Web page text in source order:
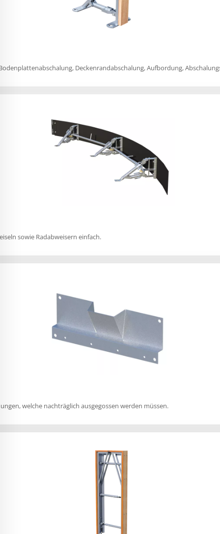
Deckenrandabschalung, Aufbordung,
sowie Radabweisern einfach.
welche nachträglich ausgegossen werden müssen.